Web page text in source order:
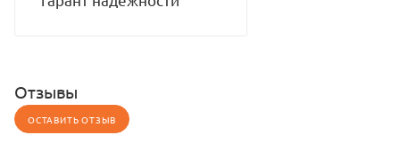
Отзывы
ОСТАВИТЬ ОТЗЫВ